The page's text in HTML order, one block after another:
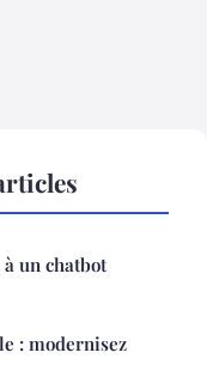
un chatbot
: modernisez